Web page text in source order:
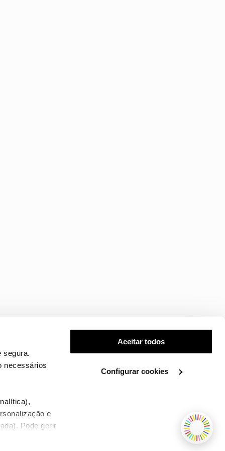
segura.
necessários
e
Pode gerir
Aceitar todos
Configurar cookies